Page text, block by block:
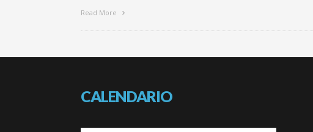
Read More
CALENDARIO